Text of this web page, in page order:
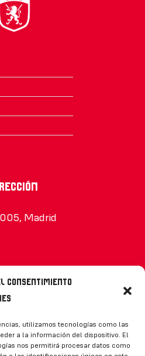
consentimiento
utilizamos tecnologías como las
a la información del dispositivo. El
nos permitirá procesar datos como
Madrid